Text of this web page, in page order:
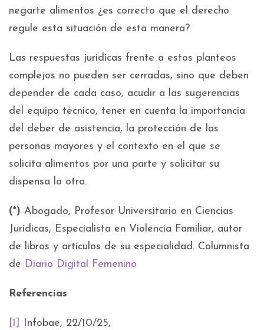
negarte alimentos ¿es correcto que el derecho
regule esta situación de esta manera?
Las respuestas jurídicas frente a estos planteos
complejos no pueden ser cerradas, sino que deben
depender de cada caso, acudir a las sugerencias
del equipo técnico, tener en cuenta la importancia
del deber de asistencia, la protección de las
personas mayores y el contexto en el que se
solicita alimentos por una parte y solicitar su
dispensa la otra.
(*) Abogado, Profesor Universitario en Ciencias
Jurídicas, Especialista en Violencia Familiar, autor
de libros y artículos de su especialidad. Columnista
de Diario Digital Femenino
Referencias
[1]
Infobae, 22/10/25,